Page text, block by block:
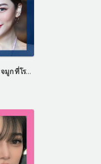
เอิร์นภัทร รีวิวศัลยกรรมโครงหน้า จมูก ที่โรงพยาบาลไอดี ประเทศเกาหลี